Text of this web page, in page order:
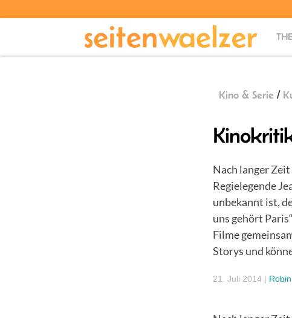
Kino & Serie /
Nach langer
Regielegende
unbekannt ist,
uns gehört
Filme
Storys und
21. Juli 2014 |